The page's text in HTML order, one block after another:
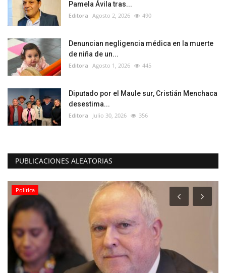
Pamela Ávila tras...
Editora Agosto 2, 2026 490
Denuncian negligencia médica en la muerte
de niña de un...
Editora Agosto 1, 2026 445
Diputado por el Maule sur, Cristián Menchaca
desestima...
Editora Julio 30, 2026 356
PUBLICACIONES ALEATORIAS
Política